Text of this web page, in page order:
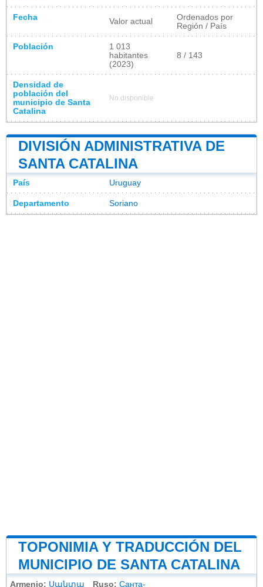
Fecha Valor actual
Ordenados por
Región / País
Población
1 013
habitantes
(2023)
8 / 143
Densidad de
población del
municipio de Santa
Catalina
No disponible
DIVISIÓN ADMINISTRATIVA DE
SANTA CATALINA
País Uruguay
Departamento Soriano
TOPONIMIA Y TRADUCCIÓN DEL
MUNICIPIO DE SANTA CATALINA
Armenio: Սանտա Ruso: Санта-